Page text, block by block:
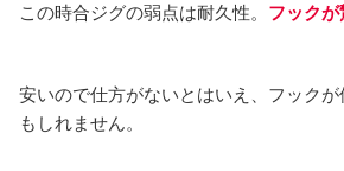
この時合ジグの弱点は耐久性。 フックが
安いので仕方がないとはいえ、フック
もしれません。